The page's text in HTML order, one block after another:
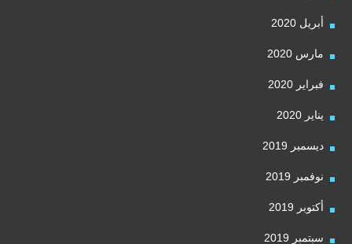
أبريل 2020
مارس 2020
فبراير 2020
يناير 2020
ديسمبر 2019
نوفمبر 2019
أكتوبر 2019
سبتمبر 2019